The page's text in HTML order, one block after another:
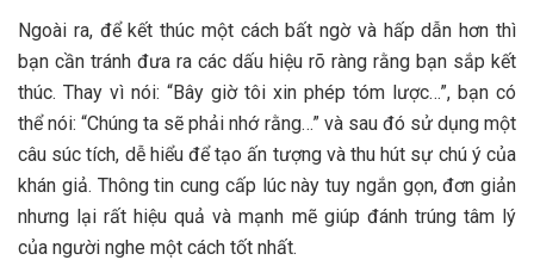
Ngoài ra, để kết thúc một cách bất ngờ và hấp dẫn hơn thì
bạn cần tránh đưa ra các dấu hiệu rõ ràng rằng bạn sắp kết
thúc. Thay vì nói: “Bây giờ tôi xin phép tóm lược…”, bạn có
thể nói: “Chúng ta sẽ phải nhớ rằng…” và sau đó sử dụng một
câu súc tích, dễ hiểu để tạo ấn tượng và thu hút sự chú ý của
khán giả. Thông tin cung cấp lúc này tuy ngắn gọn, đơn giản
nhưng lại rất hiệu quả và mạnh mẽ giúp đánh trúng tâm lý
của người nghe một cách tốt nhất.